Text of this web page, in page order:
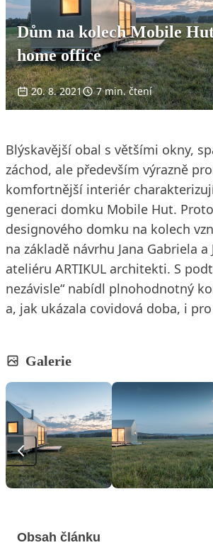
Dům na kolech Mobile
home office
20. 8. 2021 7 min. čtení
Blýskavější obal s většími okny,
záchod, ale především výrazně
komfortnější interiér
generaci domku Mobile Hut.
designového domku na kolech
na základě návrhu Jana Gabriela a
ateliéru ARTIKUL architekti. S
nezávisle“ nabídl plnohodnotný
a, jak ukázala covidová doba, i
Galerie
Obsah článku